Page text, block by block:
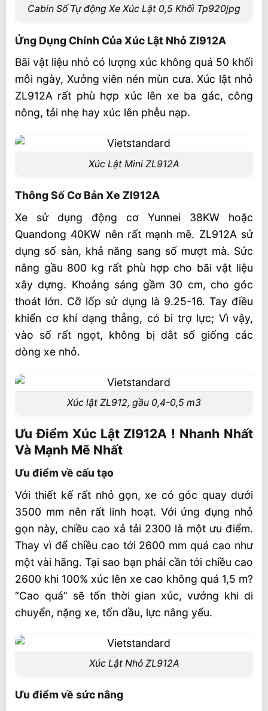
Cabin Số Tự động Xe Xúc Lật 0,5 Khối Tp920jpg
Ứng Dụng Chính Của Xúc Lật Nhỏ Zl912A
Bãi vật liệu nhỏ có lượng xúc không quá 50 khối
mỗi ngày, Xưởng viên nén mùn cưa. Xúc lật nhỏ
ZL912A rất phù hợp xúc lên xe ba gác, công
nông, tải nhẹ hay xúc lên phễu nạp.
Xúc Lật Mini ZL912A
Thông Số Cơ Bản Xe Zl912A
Xe sử dụng động cơ Yunnei 38KW hoặc
Quandong 40KW nên rất mạnh mẽ. ZL912A sử
dụng số sàn, khả năng sang số mượt mà. Sức
nâng gầu 800 kg rất phù hợp cho bãi vật liệu
xây dựng. Khoảng sáng gầm 30 cm, cho góc
thoát lớn. Cỡ lốp sử dụng là 9.25-16. Tay điều
khiển cơ khí dạng thẳng, có bi trợ lực; Vì vậy,
vào số rất ngọt, không bị dắt số giống các
dòng xe nhỏ.
Xúc lật ZL912, gầu 0,4-0,5 m3
Ưu Điểm Xúc Lật Zl912A ! Nhanh Nhất
Và Mạnh Mẽ Nhất
Ưu điểm về cấu tạo
Với thiết kế rất nhỏ gọn, xe có góc quay dưới
3500 mm nên rất linh hoạt. Với ứng dụng nhỏ
gọn này, chiều cao xả tải 2300 là một ưu điểm.
Thay vì để chiều cao tới 2600 mm quá cao như
một vài hãng. Tại sao bạn phải cần tới chiều cao
2600 khi 100% xúc lên xe cao không quá 1,5 m?
“Cao quá” sẽ tốn thời gian xúc, vướng khi di
chuyển, nặng xe, tốn dầu, lực nâng yếu.
Xúc Lật Nhỏ ZL912A
Ưu điểm về sức nâng